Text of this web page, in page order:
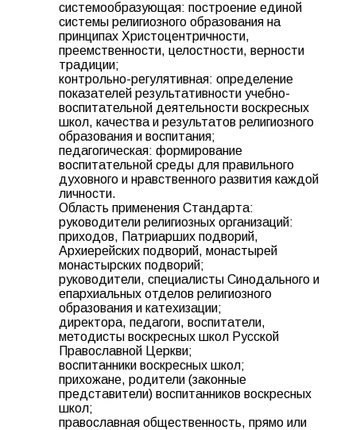
системообразующая: построение единой
системы религиозного образования на
принципах Христоцентричности,
преемственности, целостности, верности
традиции;
контрольно-регулятивная: определение
показателей результативности учебно-
воспитательной деятельности воскресных
школ, качества и результатов религиозного
образования и воспитания;
педагогическая: формирование
воспитательной среды для правильного
духовного и нравственного развития каждой
личности.
Область применения Стандарта:
руководители религиозных организаций:
приходов, Патриарших подворий,
Архиерейских подворий, монастырей
монастырских подворий;
руководители, специалисты Синодального и
епархиальных отделов религиозного
образования и катехизации;
директора, педагоги, воспитатели,
методисты воскресных школ Русской
Православной Церкви;
воспитанники воскресных школ;
прихожане, родители (законные
представители) воспитанников воскресных
школ;
православная общественность, прямо или